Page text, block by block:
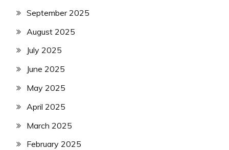
September 2025
August 2025
July 2025
June 2025
May 2025
April 2025
March 2025
February 2025